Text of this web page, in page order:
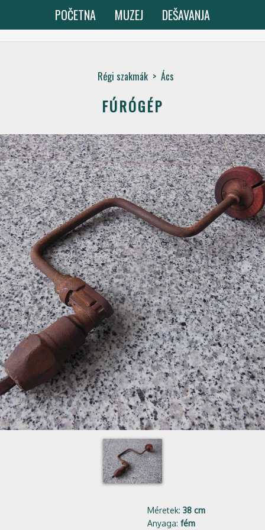
POČETNA MUZEJ DEŠAVANJA
Régi szakmák> Ács
FÚRÓGÉP
Méretek: 38 cm
Anyaga: fém